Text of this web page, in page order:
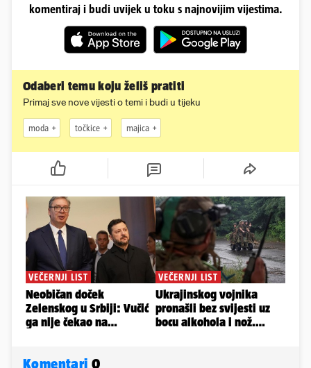
komentiraj i budi uvijek u toku s najnovijim vijestima.
Odaberi temu koju želiš pratiti
Primaj sve nove vijesti o temi i budi u tijeku
moda točkice majica
Komentari 0